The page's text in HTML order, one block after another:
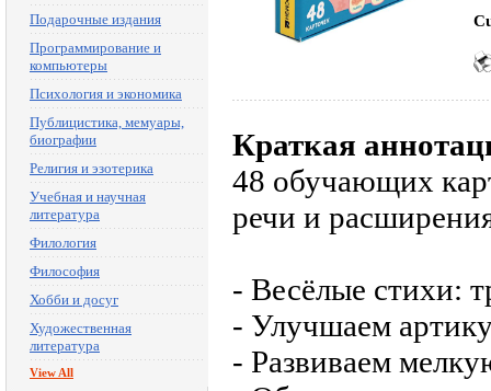
Подарочные издания
Программирование и
компьютеры
Психология и экономика
Публицистика, мемуары,
биографии
Религия и эзотерика
Учебная и научная
литература
Филология
Философия
Хобби и досуг
Художественная
литература
View All
Краткая
48 обучающих
речи и
- Весёлые стихи:
- Улучшаем
- Развиваем